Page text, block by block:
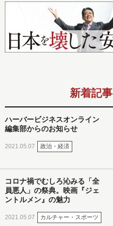
新着記事
ハーバービジネスオンライン
編集部からのお知らせ
2021.05.07 政治・経済
コロナ禍でむしろ沁みる「全
員悪人」の祭典。映画『ジェ
ントルメン』の魅力
2021.05.07 カルチャー・スポーツ